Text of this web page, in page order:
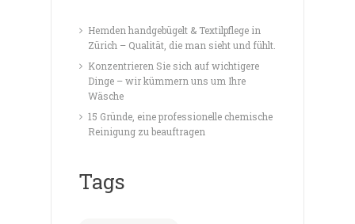
Hemden handgebügelt & Textilpflege in
Zürich – Qualität, die man sieht und fühlt.
Konzentrieren Sie sich auf wichtigere
Dinge – wir kümmern uns um Ihre
Wäsche
15 Gründe, eine professionelle chemische
Reinigung zu beauftragen
Tags